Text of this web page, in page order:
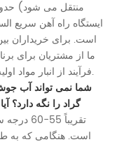
ایستگاه راه آهن سریع
است. برای خریداران
ما از مشتریان برای
فرآیند از انبار مواد اولیه تا ارسال محصول نهایی برای شرکا باز است.
گراد را نگه دارد؟